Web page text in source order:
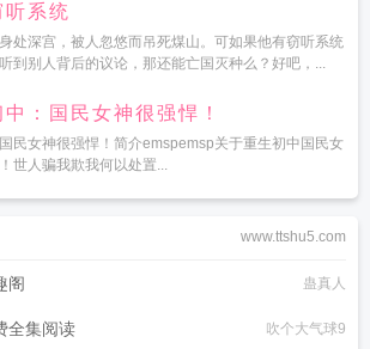
听系统
处深宫，被人忽悠而吊死煤山。可如果他有窃听系统
到别人背后的议论，那还能亡国灭种么？好吧，...
：国民女神很强悍！
民女神很强悍！简介emspemsp关于重生初中国民女
世人骗我欺我何以处置...
www.ttshu5.com
阁 蛊真人
全集阅读 吹个大气球9